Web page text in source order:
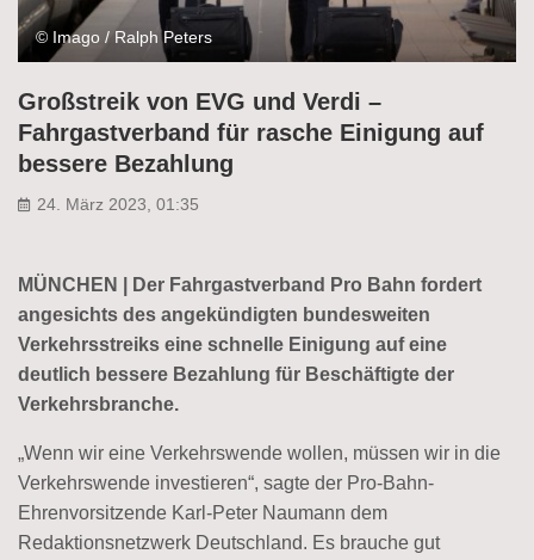
© Imago / Ralph Peters
Großstreik von EVG und Verdi –
Fahrgastverband für rasche Einigung auf
bessere Bezahlung
24. März 2023, 01:35
MÜNCHEN | Der Fahrgastverband Pro Bahn fordert
angesichts des angekündigten bundesweiten
Verkehrsstreiks eine schnelle Einigung auf eine
deutlich bessere Bezahlung für Beschäftigte der
Verkehrsbranche.
„Wenn wir eine Verkehrswende wollen, müssen wir in die
Verkehrswende investieren“, sagte der Pro-Bahn-
Ehrenvorsitzende Karl-Peter Naumann dem
Redaktionsnetzwerk Deutschland. Es brauche gut